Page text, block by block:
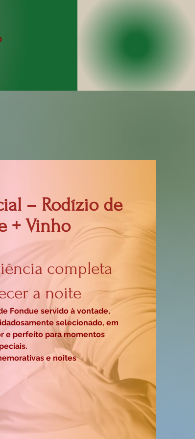
– Rodízio de
+ Vinho
completa
a noite
Fondue servido à vontade,
selecionado, em
e perfeito para momentos
e noites